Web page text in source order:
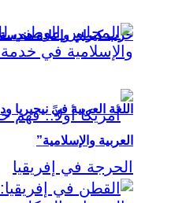
حزب كيراي وإعادة
اللغة العربية في
العربية والإسلامية”